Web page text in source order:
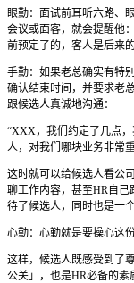
眼勤：面试前耳听六路、
会议或面客，就会提醒他
前预定了的，客人是后来
手勤：如果老总确实有特
确认结束时间，并要求老
跟候选人真诚地沟通：
“XXX，我们约定了几点
人，对我们哪块业务非常
这时就可以给候选人看公
聊工作内容，甚至HR自
待了候选人，同时也是一
心勤：心勤就是要操心这
这样，候选人既感受到了
公关」，也是HR必备的素